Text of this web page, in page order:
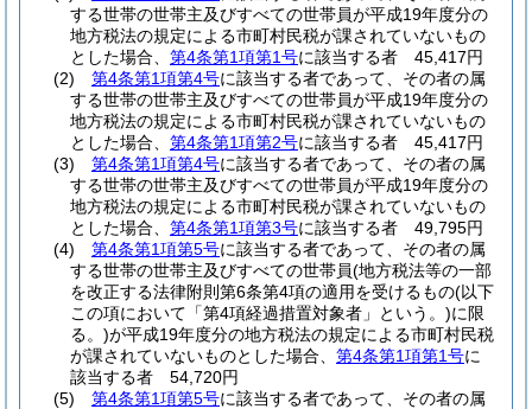
する世帯の世帯主及びすべての世帯員が平成19年度分の
地方税法の規定による市町村民税が課されていないもの
とした場合、 第4条第1項第1号に該当する者 45,417円
(2)
第4条第1項第4号に該当する者であって、その者の属
する世帯の世帯主及びすべての世帯員が平成19年度分の
地方税法の規定による市町村民税が課されていないもの
とした場合、 第4条第1項第2号に該当する者 45,417円
(3)
第4条第1項第4号に該当する者であって、その者の属
する世帯の世帯主及びすべての世帯員が平成19年度分の
地方税法の規定による市町村民税が課されていないもの
とした場合、 第4条第1項第3号に該当する者 49,795円
(4)
第4条第1項第5号に該当する者であって、その者の属
する世帯の世帯主及びすべての世帯員(地方税法等の一部
を改正する法律附則第6条第4項の適用を受けるもの(以下
この項において「第4項経過措置対象者」という。)に限
る。)が平成19年度分の地方税法の規定による市町村民税
が課されていないものとした場合、 第4条第1項第1号に
該当する者 54,720円
(5)
第4条第1項第5号に該当する者であって、その者の属